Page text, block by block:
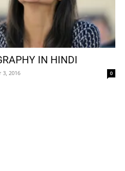
IN HINDI
3, 2016 0